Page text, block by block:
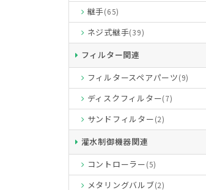
継手(65)
ネジ式継手(39)
フィルター関連
フィルタースペアパーツ(9)
ディスクフィルター(7)
サンドフィルター(2)
灌水制御機器関連
コントローラー(5)
メタリングバルブ(2)